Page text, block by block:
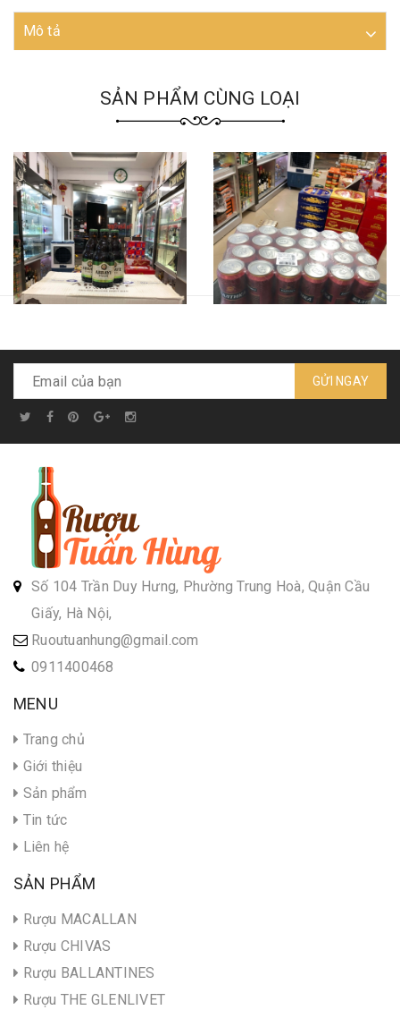
Mô tả
SẢN PHẨM CÙNG LOẠI
Bia Abbaye D'aulne - chai
GỬI NGAY
Số 104 Trần Duy Hưng, Phường Trung Hoà, Quận Cầu
Giấy, Hà Nội,
Ruoutuanhung@gmail.com
0911400468
MENU
Trang chủ
Giới thiệu
Sản phẩm
Tin tức
Liên hệ
SẢN PHẨM
Rượu MACALLAN
Rượu CHIVAS
Rượu BALLANTINES
Rượu THE GLENLIVET